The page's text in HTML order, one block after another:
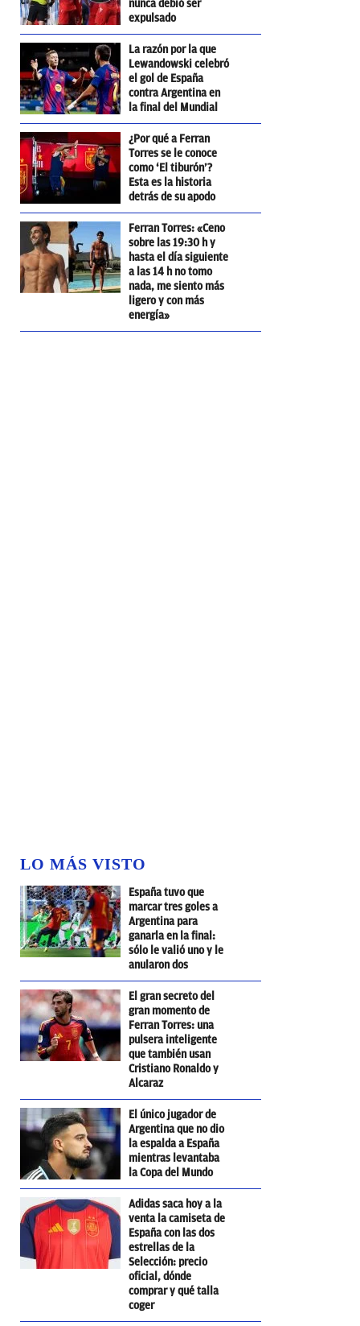
nunca debió ser
expulsado
La razón por la que
Lewandowski celebró
el gol de España
contra Argentina en
la final del Mundial
¿Por qué a Ferran
Torres se le conoce
como ‘El tiburón’?
Esta es la historia
detrás de su apodo
Ferran Torres: «Ceno
sobre las 19:30 h y
hasta el día siguiente
a las 14 h no tomo
nada, me siento más
ligero y con más
energía»
LO MÁS VISTO
España tuvo que
marcar tres goles a
Argentina para
ganarla en la final:
sólo le valió uno y le
anularon dos
El gran secreto del
gran momento de
Ferran Torres: una
pulsera inteligente
que también usan
Cristiano Ronaldo y
Alcaraz
El único jugador de
Argentina que no dio
la espalda a España
mientras levantaba
la Copa del Mundo
Adidas saca hoy a la
venta la camiseta de
España con las dos
estrellas de la
Selección: precio
oficial, dónde
comprar y qué talla
coger